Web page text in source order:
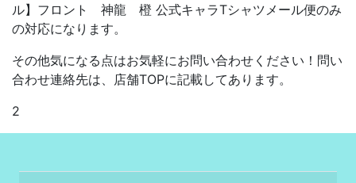
ル】フロント 神龍 橙 公式キャラTシャツメール便のみ
の対応になります。
その他気になる点はお気軽にお問い合わせください！問い
合わせ連絡先は、店舗TOPに記載してあります。
2